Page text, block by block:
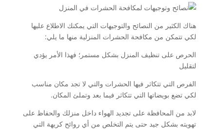
هناك الكثير من النصائح والتوجيهات التي يمكنك الاطلاع عليها
لكي تتمكن من مكافحة الحشرات المنزلية منها ما يلي:
الحرص على تنظيف المنزل بشكل مستمر؛ فهذا الأمر يؤدي
لتقليل
الفرص التي تتكاثر فيها الحشرات والتي لا تجد مكان مناسب
لكي تضع بويضاتها التي تتكاثر فيما بعد وتملئ المكان.
لابد من المحافظة على تجديد الهواء داخل منزلك والحفاظ على
تهويته بشكل جيد حتى يتم التخلص من أي روائح كريهة التي